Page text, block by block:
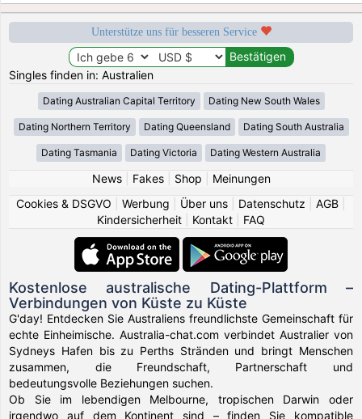
Unterstütze uns für besseren Service
Singles finden in: Australien
Dating Australian Capital Territory Dating New South Wales
Dating Northern Territory Dating Queensland Dating South Australia
Dating Tasmania Dating Victoria Dating Western Australia
News| Fakes| Shop
Meinungen
Cookies & DSGVO
Werbung Über uns Datenschutz AGB
Kindersicherheit
Kontakt FAQ
Kostenlose australische Dating-Plattform –
Verbindungen von Küste zu Küste
G'day! Entdecken Sie Australiens freundlichste Gemeinschaft für
echte Einheimische. Australia-chat.com verbindet Australier von
Sydneys Hafen bis zu Perths Stränden und bringt Menschen
zusammen, die Freundschaft, Partnerschaft und
bedeutungsvolle Beziehungen suchen.
Ob Sie im lebendigen Melbourne, tropischen Darwin oder
irgendwo auf dem Kontinent sind – finden Sie kompatible